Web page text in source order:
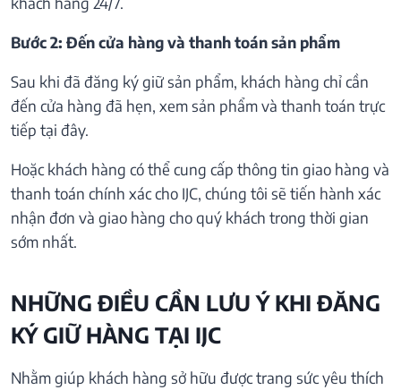
Bước 2: Đến cửa hàng và thanh toán sản phẩm
Sau khi đã đăng ký giữ sản phẩm, khách hàng chỉ cần
đến cửa hàng đã hẹn, xem sản phẩm và thanh toán trực
tiếp tại đây.
Hoặc khách hàng có thể cung cấp thông tin giao hàng và
thanh toán chính xác cho IJC, chúng tôi sẽ tiến hành xác
nhận đơn và giao hàng cho quý khách trong thời gian
sớm nhất.
NHỮNG ĐIỀU CẦN LƯU Ý KHI ĐĂNG
KÝ GIỮ HÀNG TẠI IJC
Nhằm giúp khách hàng sở hữu được trang sức yêu thích